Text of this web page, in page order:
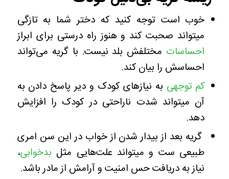
خوب است توجه کنید که دختر شما به تازگی
میتواند صحبت کند و هنوز راه درستی برای ابراز
احساسات مختلفش بلد نیست. با گریه می‌تواند
احساسش را بیان کند.
کم توجهی به نیازهای کودک و دیر پاسخ دادن به
آن میتواند شدت ناراحتی در کودک را افزایش
دهد.
گریه بعد از بیدار شدن از خواب در این سن امری
طبیعی ست و میتواند علت‌هایی مثل بدخوابی،
نیاز به دریافت حس امنیت و آرامش از مادر باشد.